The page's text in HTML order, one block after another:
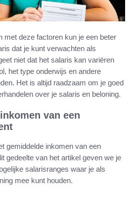
met deze factoren kun je een beter
dat je kunt verwachten als
niet dat het salaris kan variëren
het type onderwijs en andere
Het is altijd raadzaam om je goed
over je salaris en beloning.
van een
gemiddelde inkomen van een
gedeelte van het artikel geven we je
salarisranges waar je als
mee kunt houden.